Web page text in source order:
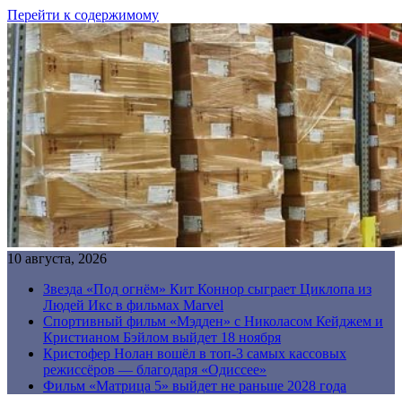
Перейти к содержимому
10 августа, 2026
Звезда «Под огнём» Кит Коннор сыграет Циклопа из
Людей Икс в фильмах Marvel
Спортивный фильм «Мэдден» с Николасом Кейджем и
Кристианом Бэйлом выйдет 18 ноября
Кристофер Нолан вошёл в топ-3 самых кассовых
режиссёров — благодаря «Одиссее»
Фильм «Матрица 5» выйдет не раньше 2028 года